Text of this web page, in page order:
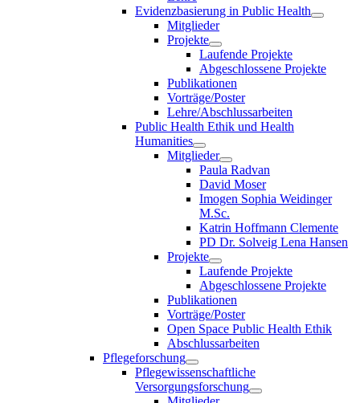
Evidenzbasierung in Public Health
Mitglieder
Projekte
Laufende Projekte
Abgeschlossene Projekte
Publikationen
Vorträge/Poster
Lehre/Abschlussarbeiten
Public Health Ethik und Health
Humanities
Mitglieder
Paula Radvan
David Moser
Imogen Sophia Weidinger
M.Sc.
Katrin Hoffmann Clemente
PD Dr. Solveig Lena Hansen
Projekte
Laufende Projekte
Abgeschlossene Projekte
Publikationen
Vorträge/Poster
Open Space Public Health Ethik
Abschlussarbeiten
Pflegeforschung
Pflegewissenschaftliche
Versorgungsforschung